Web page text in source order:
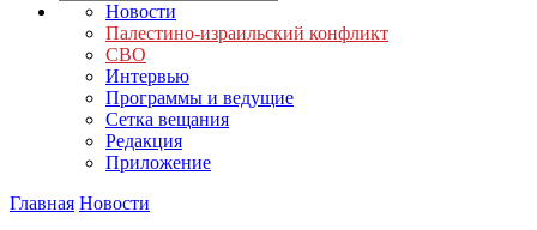
Новости
Палестино-израильский конфликт
СВО
Интервью
Программы и ведущие
Сетка вещания
Редакция
Приложение
Главная Новости